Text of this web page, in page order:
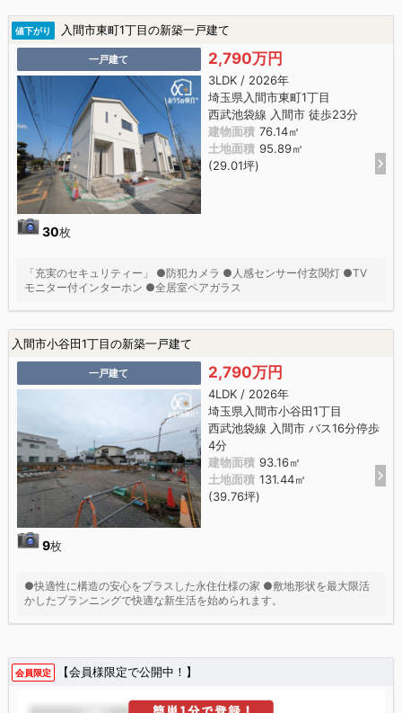
値下がり 入間市東町1丁目の新築一戸建て
一戸建て
30枚
2,790万円
3LDK / 2026年
埼玉県入間市東町1丁目
西武池袋線 入間市 徒歩23分
建物面積 76.14㎡
土地面積 95.89㎡
(29.01坪)
「充実のセキュリティー」 ●防犯カメラ ●人感センサー付玄関灯 ●TV
モニター付インターホン ●全居室ペアガラス
入間市小谷田1丁目の新築一戸建て
一戸建て
9枚
2,790万円
4LDK / 2026年
埼玉県入間市小谷田1丁目
西武池袋線 入間市 バス16分停歩
4分
建物面積 93.16㎡
土地面積 131.44㎡
(39.76坪)
●快適性に構造の安心をプラスした永住仕様の家 ●敷地形状を最大限活
かしたプランニングで快適な新生活を始められます。
会員限定 【会員様限定で公開中！】